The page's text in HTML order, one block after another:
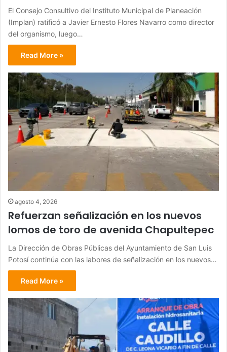
El Consejo Consultivo del Instituto Municipal de Planeación
(Implan) ratificó a Javier Ernesto Flores Navarro como director
del organismo, luego…
Read More »
agosto 4, 2026
Refuerzan señalización en los nuevos
lomos de toro de avenida Chapultepec
La Dirección de Obras Públicas del Ayuntamiento de San Luis
Potosí continúa con las labores de señalización en los nuevos…
Read More »